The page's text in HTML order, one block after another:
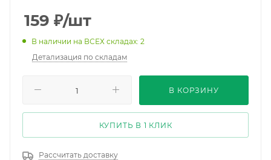
159 ₽/шт
В наличии на ВСЕХ складах: 2
Детализация по складам
В КОРЗИНУ
КУПИТЬ В 1 КЛИК
Рассчитать доставку